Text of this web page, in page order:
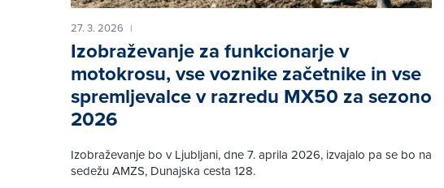
27. 3. 2026 |
Izobraževanje za funkcionarje v
motokrosu, vse voznike začetnike in vse
spremljevalce v razredu MX50 za sezono
2026
Izobraževanje bo v Ljubljani, dne 7. aprila 2026, izvajalo pa se bo na
sedežu AMZS, Dunajska cesta 128.